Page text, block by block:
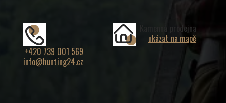
+420 739 001 569
info@hunting24.cz
Kamenná prodejna
ukázat na mapě